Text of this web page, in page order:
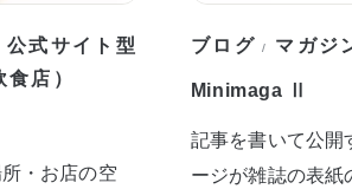
公式サイト型
店）
・お店の空
ブログ / マガジ
Minimaga Ⅱ
記事を書いて公
ージが雑誌の表紙